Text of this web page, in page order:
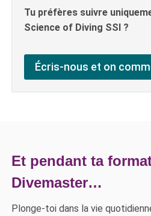
Tu préfères suivre
Science of Diving SSI ?
Écris-nous et on
Et pendant ta
Divemaster…
Plonge-toi dans la vie